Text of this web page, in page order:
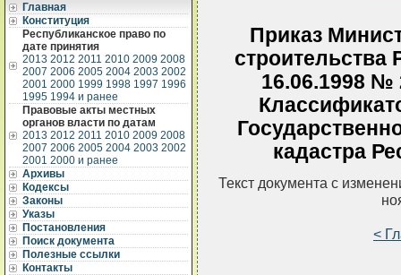
Главная
Конституция
Республиканское право по
дате принятия
2013 2012 2011 2010 2009 2008
2007 2006 2005 2004 2003 2002
2001 2000 1999 1998 1997 1996
1995 1994 и ранее
Правовые акты местных
органов власти по датам
2013 2012 2011 2010 2009 2008
2007 2006 2005 2004 2003 2002
2001 2000 и ранее
Архивы
Кодексы
Законы
Указы
Постановления
Поиск документа
Полезные ссылки
Контакты
Приказ
строительства
16.06.1998 №
кадастра
Текст документа с
<